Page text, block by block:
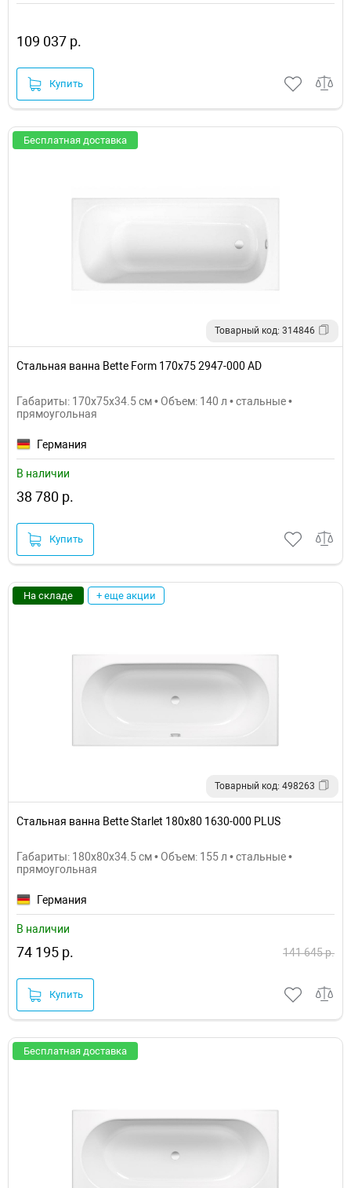
109 037 р.
Купить
Бесплатная доставка
Товарный код: 314846
Стальная ванна Bette Form 170х75 2947-000 AD
Габариты: 170x75x34.5 см • Объем: 140 л • стальные •
прямоугольная
Германия
В наличии
38 780 р.
Купить
На складе + еще акции
Товарный код: 498263
Стальная ванна Bette Starlet 180x80 1630-000 PLUS
Габариты: 180x80x34.5 см • Объем: 155 л • стальные •
прямоугольная
Германия
В наличии
74 195 р. 141 645 р.
Купить
Бесплатная доставка